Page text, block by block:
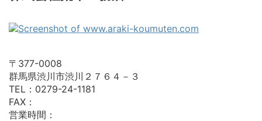
〒377-0008
群馬県渋川市渋川２７６４－３
TEL：0279-24-1181
FAX：
営業時間：